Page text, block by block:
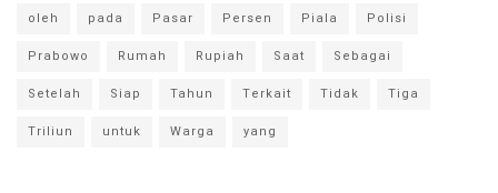
oleh
pada Pasar Persen Piala
Polisi
Prabowo
Rumah Rupiah Saat
Sebagai
Setelah
Siap Tahun Terkait Tidak
Tiga
Triliun
untuk Warga yang